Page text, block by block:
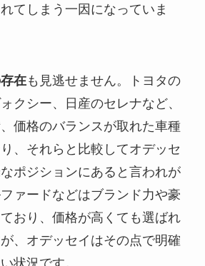
てしまう一因になっていま
在も見逃せません。トヨタの
クシー、日産のセレナなど、
価格のバランスが取れた車種
、それらと比較してオデッセ
ポジションにあると言われが
ァードなどはブランド力や豪
おり、価格が高くても選ばれ
、オデッセイはその点で明確
状況です。